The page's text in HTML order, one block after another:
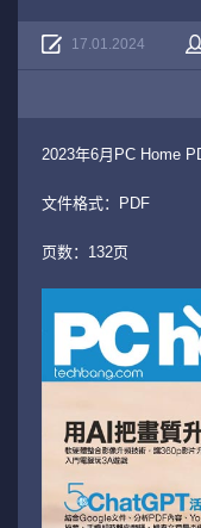
17.01.2024
2023年6月PC Home
文件格式：PDF
页数：132页